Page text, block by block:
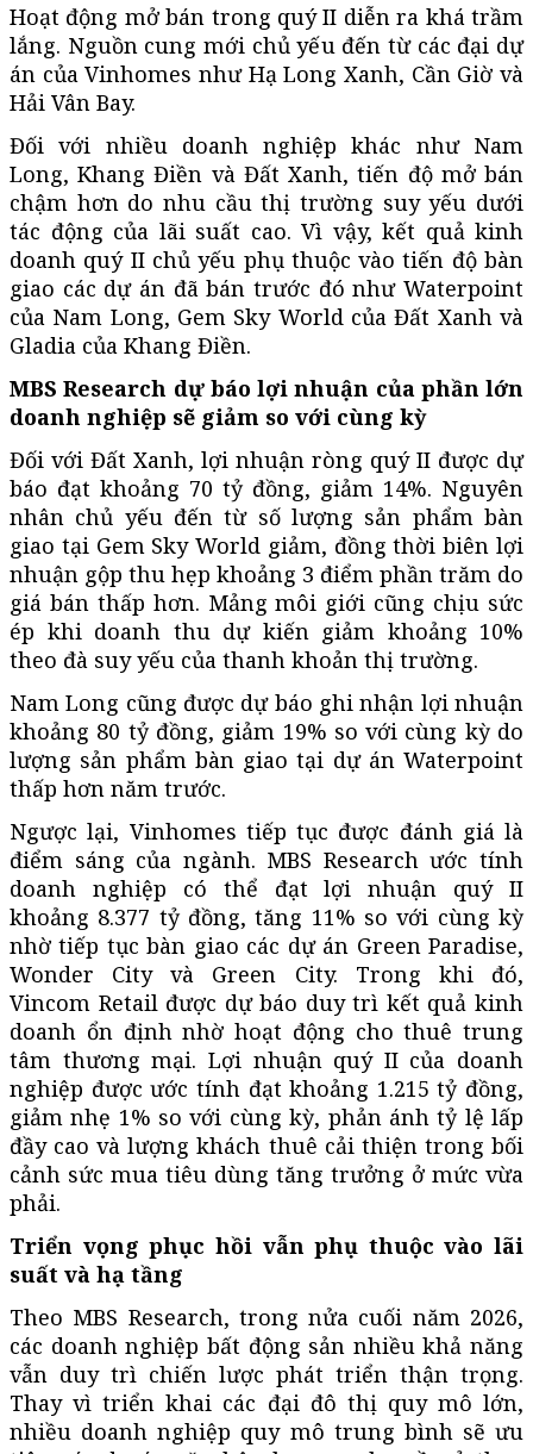
Hoạt động mở bán trong quý II diễn ra khá trầm
lắng. Nguồn cung mới chủ yếu đến từ các đại dự
án của Vinhomes như Hạ Long Xanh, Cần Giờ và
Hải Vân Bay.
Đối với nhiều doanh nghiệp khác như Nam
Long, Khang Điền và Đất Xanh, tiến độ mở bán
chậm hơn do nhu cầu thị trường suy yếu dưới
tác động của lãi suất cao. Vì vậy, kết quả kinh
doanh quý II chủ yếu phụ thuộc vào tiến độ bàn
giao các dự án đã bán trước đó như Waterpoint
của Nam Long, Gem Sky World của Đất Xanh và
Gladia của Khang Điền.
MBS Research dự báo lợi nhuận của phần lớn
doanh nghiệp sẽ giảm so với cùng kỳ
Đối với Đất Xanh, lợi nhuận ròng quý II được dự
báo đạt khoảng 70 tỷ đồng, giảm 14%. Nguyên
nhân chủ yếu đến từ số lượng sản phẩm bàn
giao tại Gem Sky World giảm, đồng thời biên lợi
nhuận gộp thu hẹp khoảng 3 điểm phần trăm do
giá bán thấp hơn. Mảng môi giới cũng chịu sức
ép khi doanh thu dự kiến giảm khoảng 10%
theo đà suy yếu của thanh khoản thị trường.
Nam Long cũng được dự báo ghi nhận lợi nhuận
khoảng 80 tỷ đồng, giảm 19% so với cùng kỳ do
lượng sản phẩm bàn giao tại dự án Waterpoint
thấp hơn năm trước.
Ngược lại, Vinhomes tiếp tục được đánh giá là
điểm sáng của ngành. MBS Research ước tính
doanh nghiệp có thể đạt lợi nhuận quý II
khoảng 8.377 tỷ đồng, tăng 11% so với cùng kỳ
nhờ tiếp tục bàn giao các dự án Green Paradise,
Wonder City và Green City. Trong khi đó,
Vincom Retail được dự báo duy trì kết quả kinh
doanh ổn định nhờ hoạt động cho thuê trung
tâm thương mại. Lợi nhuận quý II của doanh
nghiệp được ước tính đạt khoảng 1.215 tỷ đồng,
giảm nhẹ 1% so với cùng kỳ, phản ánh tỷ lệ lấp
đầy cao và lượng khách thuê cải thiện trong bối
cảnh sức mua tiêu dùng tăng trưởng ở mức vừa
phải.
Triển vọng phục hồi vẫn phụ thuộc vào lãi
suất và hạ tầng
Theo MBS Research, trong nửa cuối năm 2026,
các doanh nghiệp bất động sản nhiều khả năng
vẫn duy trì chiến lược phát triển thận trọng.
Thay vì triển khai các đại đô thị quy mô lớn,
nhiều doanh nghiệp quy mô trung bình sẽ ưu